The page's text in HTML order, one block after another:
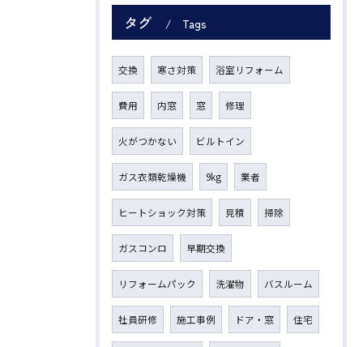
タグ Tags
交換 寒さ対策 浴室リフォーム
費用 内窓 窓 修理
火がつかない ビルトイン
ガス衣類乾燥機 9kg 業者
ヒートショック対策 見積 掃除
ガスコンロ 早期交換
リフォームパック 洗濯物 バスルーム
社員研修 施工事例 ドア・窓 住宅